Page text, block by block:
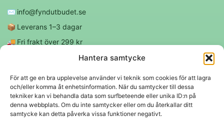
Hantera samtycke
För att ge en bra upplevelse använder vi teknik som cookies för att lagra
och/eller komma åt enhetsinformation. När du samtycker till dessa
tekniker kan vi behandla data som surfbeteende eller unika ID:n på
denna webbplats. Om du inte samtycker eller om du återkallar ditt
samtycke kan detta påverka vissa funktioner negativt.
✉️ info@fyndutbudet.se
📦 Leverans 1–3 dagar
🚚 Fri frakt över 299 kr
Följ oss
f ◎